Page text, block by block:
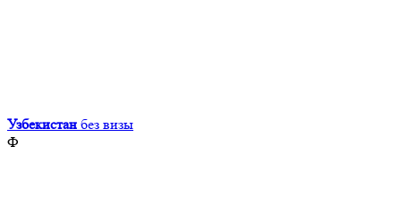
Узбекистан без визы
Ф